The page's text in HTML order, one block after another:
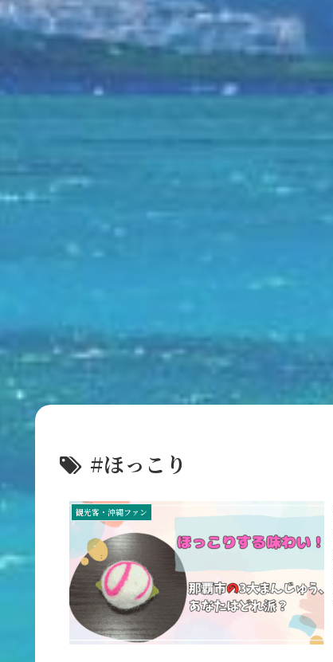
#ほっこり
観光客・沖縄ファン